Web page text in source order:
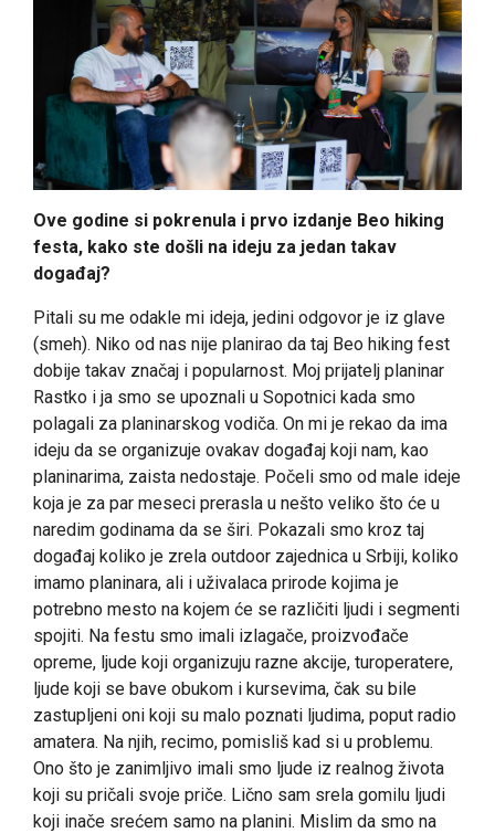
Ove godine si pokrenula i prvo izdanje Beo hiking
festa, kako ste došli na ideju za jedan takav
događaj?
Pitali su me odakle mi ideja, jedini odgovor je iz glave
(smeh). Niko od nas nije planirao da taj Beo hiking fest
dobije takav značaj i popularnost. Moj prijatelj planinar
Rastko i ja smo se upoznali u Sopotnici kada smo
polagali za planinarskog vodiča. On mi je rekao da ima
ideju da se organizuje ovakav događaj koji nam, kao
planinarima, zaista nedostaje. Počeli smo od male ideje
koja je za par meseci prerasla u nešto veliko što će u
naredim godinama da se širi. Pokazali smo kroz taj
događaj koliko je zrela outdoor zajednica u Srbiji, koliko
imamo planinara, ali i uživalaca prirode kojima je
potrebno mesto na kojem će se različiti ljudi i segmenti
spojiti. Na festu smo imali izlagače, proizvođače
opreme, ljude koji organizuju razne akcije, turoperatere,
ljude koji se bave obukom i kursevima, čak su bile
zastupljeni oni koji su malo poznati ljudima, poput radio
amatera. Na njih, recimo, pomisliš kad si u problemu.
Ono što je zanimljivo imali smo ljude iz realnog života
koji su pričali svoje priče. Lično sam srela gomilu ljudi
koji inače srećem samo na planini. Mislim da smo na